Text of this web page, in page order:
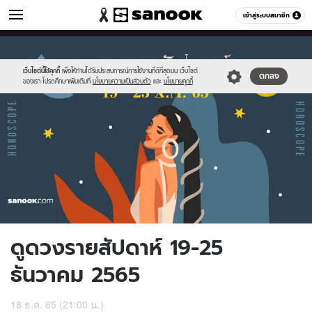
เข้าสู่ระบบสมาชิก
ดูดวง หมวดอื่นๆ
เว็บไซต์นี้ใช้คุกกี้ เพื่อให้ท่านได้รับประสบการณ์การใช้งานที่ดีที่สุดบน เว็บไซต์
ของเรา โปรดศึกษาเพิ่มเติมที่ นโยบายความเป็นส่วนตัว และ นโยบายคุกกี้
ตกลง
new-
sanook.png
ดูดวงรายสัปดาห์ 19-25
ธันวาคม 2565
18 ธ.ค. 65 (21:00 น.)